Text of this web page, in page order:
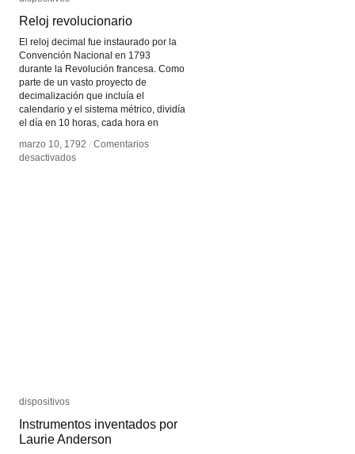
Reloj revolucionario
El reloj decimal fue instaurado por la
Convención Nacional en 1793
durante la Revolución francesa. Como
parte de un vasto proyecto de
decimalización que incluía el
calendario y el sistema métrico, dividía
el día en 10 horas, cada hora en
marzo 10, 1792 / Comentarios
desactivadosen
Reloj revolucionario
marzo 10, 1792 / Comentarios
desactivadosen
dispositivos
Instrumentos inventados por
Laurie Anderson
dispositivos
Instrumentos inventados por
Laurie Anderson